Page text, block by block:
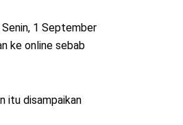
1 September
ke online sebab
itu disampaikan